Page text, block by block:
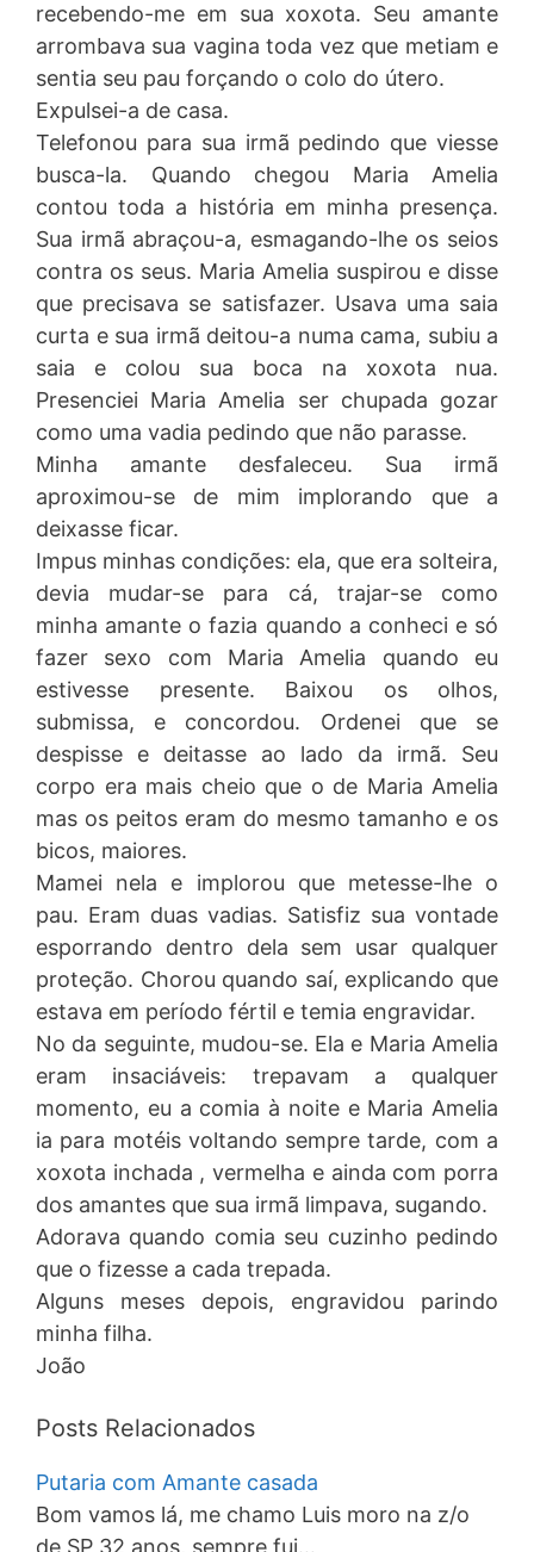
recebendo-me em sua xoxota. Seu amante
arrombava sua vagina toda vez que metiam e
sentia seu pau forçando o colo do útero.
Expulsei-a de casa.
Telefonou para sua irmã pedindo que viesse
busca-la. Quando chegou Maria Amelia
contou toda a história em minha presença.
Sua irmã abraçou-a, esmagando-lhe os seios
contra os seus. Maria Amelia suspirou e disse
que precisava se satisfazer. Usava uma saia
curta e sua irmã deitou-a numa cama, subiu a
saia e colou sua boca na xoxota nua.
Presenciei Maria Amelia ser chupada gozar
como uma vadia pedindo que não parasse.
Minha amante desfaleceu. Sua irmã
aproximou-se de mim implorando que a
deixasse ficar.
Impus minhas condições: ela, que era solteira,
devia mudar-se para cá, trajar-se como
minha amante o fazia quando a conheci e só
fazer sexo com Maria Amelia quando eu
estivesse presente. Baixou os olhos,
submissa, e concordou. Ordenei que se
despisse e deitasse ao lado da irmã. Seu
corpo era mais cheio que o de Maria Amelia
mas os peitos eram do mesmo tamanho e os
bicos, maiores.
Mamei nela e implorou que metesse-lhe o
pau. Eram duas vadias. Satisfiz sua vontade
esporrando dentro dela sem usar qualquer
proteção. Chorou quando saí, explicando que
estava em período fértil e temia engravidar.
No da seguinte, mudou-se. Ela e Maria Amelia
eram insaciáveis: trepavam a qualquer
momento, eu a comia à noite e Maria Amelia
ia para motéis voltando sempre tarde, com a
xoxota inchada , vermelha e ainda com porra
dos amantes que sua irmã limpava, sugando.
Adorava quando comia seu cuzinho pedindo
que o fizesse a cada trepada.
Alguns meses depois, engravidou parindo
minha filha.
João
Posts Relacionados
Putaria com Amante casada
Bom vamos lá, me chamo Luis moro na z/o
de SP 32 anos, sempre fui…